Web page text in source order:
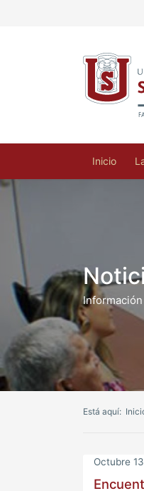
Inicio
Está aquí:
Octubre